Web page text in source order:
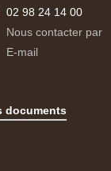
02 98 24 14 00
Nous contacter par
E-mail
documents